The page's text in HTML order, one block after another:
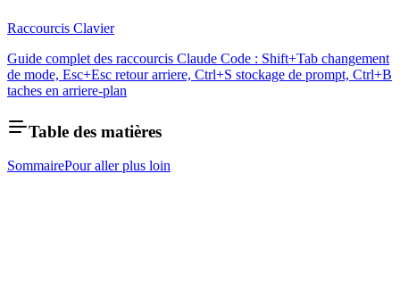
Raccourcis Clavier
Guide complet des raccourcis Claude Code : Shift+Tab changement
de mode, Esc+Esc retour arriere, Ctrl+S stockage de prompt, Ctrl+B
taches en arriere-plan
Table des matières
SommairePour aller plus loin